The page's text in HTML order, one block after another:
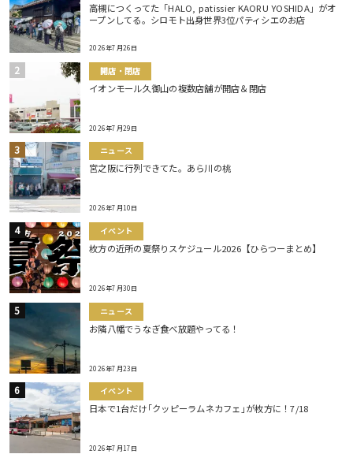
高槻につくってた「HALO, patissier KAORU YOSHIDA」がオ
ープンしてる。シロモト出身世界3位パティシエのお店
2026年7月26日
開店・閉店
イオンモール久御山の複数店舗が開店＆閉店
2026年7月29日
ニュース
宮之阪に行列できてた。あら川の桃
2026年7月10日
イベント
枚方の近所の夏祭りスケジュール2026【ひらつーまとめ】
2026年7月30日
ニュース
お隣八幡でうなぎ食べ放題やってる！
2026年7月23日
イベント
日本で1台だけ｢クッピーラムネカフェ｣が枚方に！7/18
2026年7月17日